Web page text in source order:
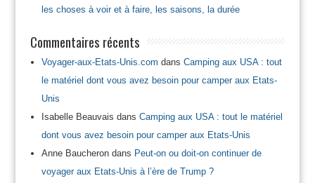
les choses à voir et à faire, les saisons, la durée
Commentaires récents
Voyager-aux-Etats-Unis.com dans Camping aux USA : tout
le matériel dont vous avez besoin pour camper aux Etats-
Unis
Isabelle Beauvais dans Camping aux USA : tout le matériel
dont vous avez besoin pour camper aux Etats-Unis
Anne Baucherondans Peut-on ou doit-on continuer de
voyager aux Etats-Unis à l’ère de Trump ?